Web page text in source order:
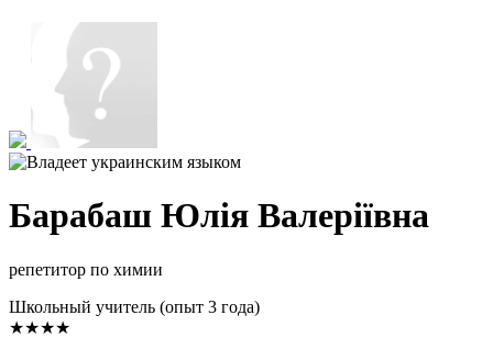
Барабаш Юлія Валеріївна
репетитор по химии
Школьный учитель (опыт 3 года)
★★★★